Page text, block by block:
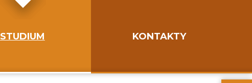
STUDIUM KONTAKTY